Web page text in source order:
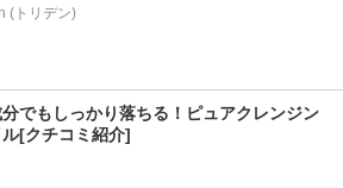
でもしっかり落ちる！ピュアクレンジン
[クチコミ紹介]